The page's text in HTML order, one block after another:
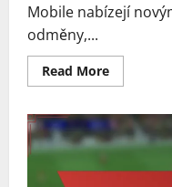
Mobile nabízejí
odměny,...
Read MoreRead
more
pro
uplatnění
Bonusy